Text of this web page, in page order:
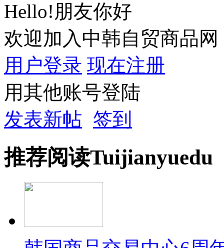
Hello!朋友你好
欢迎加入中韩自贸商品网
用户登录 现在注册
用其他账号登陆
发表新帖 签到
推荐阅读Tuijianyuedu